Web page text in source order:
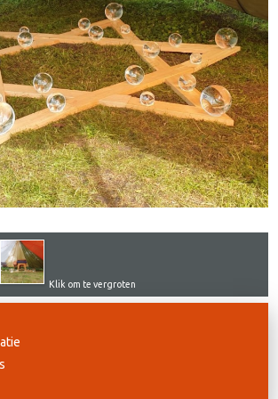
Klik om te vergroten